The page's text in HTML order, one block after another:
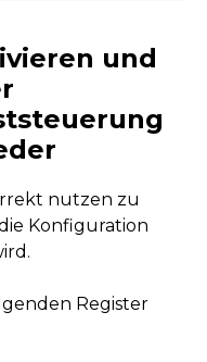
und
nutzen zu
Konfiguration
Register